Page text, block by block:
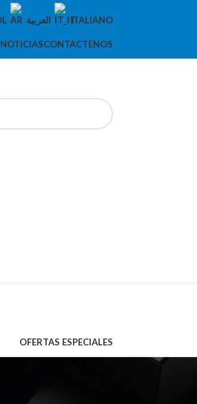
العربية ITALIANO
NOTICIASCONTACTENOS
OFERTAS ESPECIALES